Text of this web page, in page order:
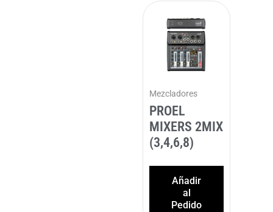
Mezcladores
PROEL
MIXERS 2MIX
(3,4,6,8)
Añadir
al
Pedido